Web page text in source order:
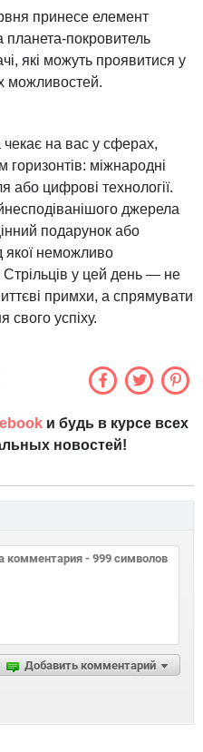
принесе елемент
планета-покровитель
які можуть проявитися у
можливостей.
чекає на вас у сферах,
міжнародні
або цифрові технології.
джерела
подарунок або
якої неможливо
у цей день — не
примхи, а спрямувати
свого успіху.
и будь в курсе всех
новостей!
Добавить комментарий